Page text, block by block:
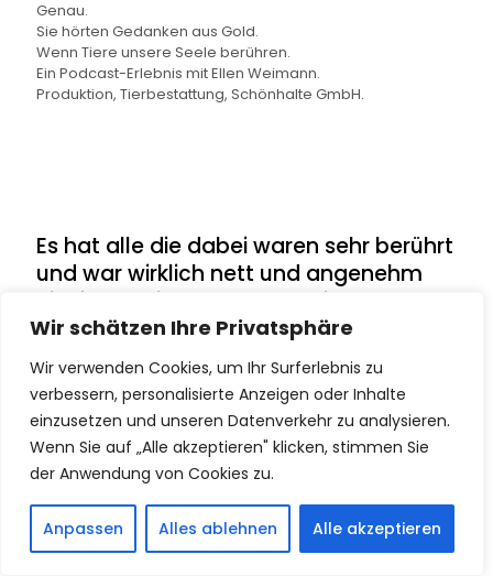
Wir schätzen Ihre Privatsphäre
Wir verwenden Cookies, um Ihr Surferlebnis zu
verbessern, personalisierte Anzeigen oder Inhalte
einzusetzen und unseren Datenverkehr zu analysieren.
Wenn Sie auf „Alle akzeptieren" klicken, stimmen Sie
der Anwendung von Cookies zu.
Anpassen Alles ablehnen Alle akzeptieren
Genau.
Sie hörten Gedanken aus Gold.
Wenn Tiere unsere Seele berühren.
Ein Podcast-Erlebnis mit Ellen Weimann.
Produktion, Tierbestattung, Schönhalte GmbH.
Es hat alle die dabei waren sehr berührt
und war wirklich nett und angenehm
hier in der Tierbestattungskirche
zusammen zu sitzen für diese tollen
Aufnahmen.